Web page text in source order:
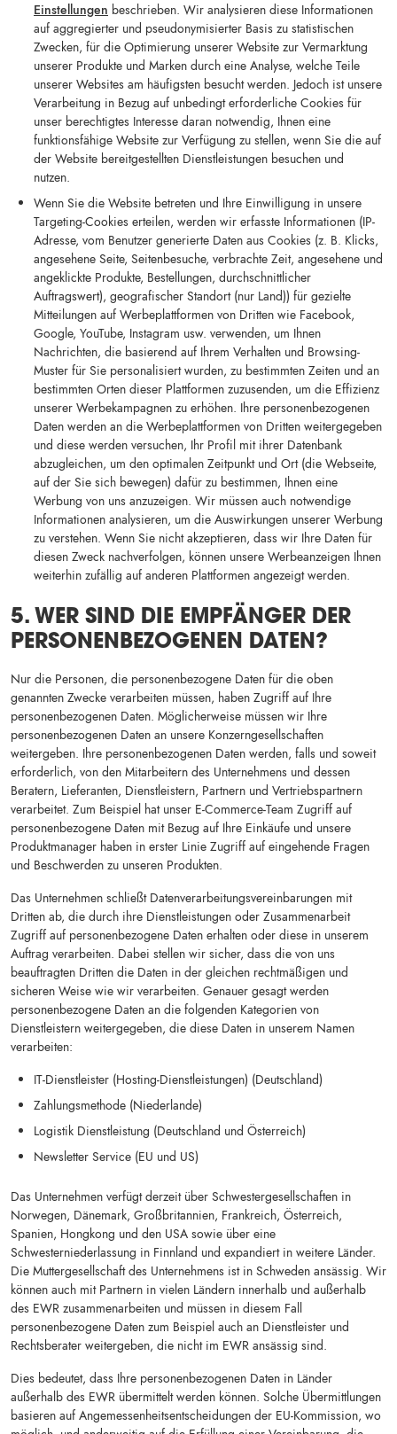
Einstellungen beschrieben. Wir analysieren diese Informationen
auf aggregierter und pseudonymisierter Basis zu statistischen
Zwecken, für die Optimierung unserer Website zur Vermarktung
unserer Produkte und Marken durch eine Analyse, welche Teile
unserer Websites am häufigsten besucht werden. Jedoch ist unsere
Verarbeitung in Bezug auf unbedingt erforderliche Cookies für
unser berechtigtes Interesse daran notwendig, Ihnen eine
funktionsfähige Website zur Verfügung zu stellen, wenn Sie die auf
der Website bereitgestellten Dienstleistungen besuchen und
nutzen.
Wenn Sie die Website betreten und Ihre Einwilligung in unsere
Targeting-Cookies erteilen, werden wir erfasste Informationen (IP-
Adresse, vom Benutzer generierte Daten aus Cookies (z. B. Klicks,
angesehene Seite, Seitenbesuche, verbrachte Zeit, angesehene und
angeklickte Produkte, Bestellungen, durchschnittlicher
Auftragswert), geografischer Standort (nur Land)) für gezielte
Mitteilungen auf Werbeplattformen von Dritten wie Facebook,
Google, YouTube, Instagram usw. verwenden, um Ihnen
Nachrichten, die basierend auf Ihrem Verhalten und Browsing-
Muster für Sie personalisiert wurden, zu bestimmten Zeiten und an
bestimmten Orten dieser Plattformen zuzusenden, um die Effizienz
unserer Werbekampagnen zu erhöhen. Ihre personenbezogenen
Daten werden an die Werbeplattformen von Dritten weitergegeben
und diese werden versuchen, Ihr Profil mit ihrer Datenbank
abzugleichen, um den optimalen Zeitpunkt und Ort (die Webseite,
auf der Sie sich bewegen) dafür zu bestimmen, Ihnen eine
Werbung von uns anzuzeigen. Wir müssen auch notwendige
Informationen analysieren, um die Auswirkungen unserer Werbung
zu verstehen. Wenn Sie nicht akzeptieren, dass wir Ihre Daten für
diesen Zweck nachverfolgen, können unsere Werbeanzeigen Ihnen
weiterhin zufällig auf anderen Plattformen angezeigt werden.
5. WER SIND DIE EMPFÄNGER DER
PERSONENBEZOGENEN DATEN?
Nur die Personen, die personenbezogene Daten für die oben
genannten Zwecke verarbeiten müssen, haben Zugriff auf Ihre
personenbezogenen Daten. Möglicherweise müssen wir Ihre
personenbezogenen Daten an unsere Konzerngesellschaften
weitergeben. Ihre personenbezogenen Daten werden, falls und soweit
erforderlich, von den Mitarbeitern des Unternehmens und dessen
Beratern, Lieferanten, Dienstleistern, Partnern und Vertriebspartnern
verarbeitet. Zum Beispiel hat unser E-Commerce-Team Zugriff auf
personenbezogene Daten mit Bezug auf Ihre Einkäufe und unsere
Produktmanager haben in erster Linie Zugriff auf eingehende Fragen
und Beschwerden zu unseren Produkten.
Das Unternehmen schließt Datenverarbeitungsvereinbarungen mit
Dritten ab, die durch ihre Dienstleistungen oder Zusammenarbeit
Zugriff auf personenbezogene Daten erhalten oder diese in unserem
Auftrag verarbeiten. Dabei stellen wir sicher, dass die von uns
beauftragten Dritten die Daten in der gleichen rechtmäßigen und
sicheren Weise wie wir verarbeiten. Genauer gesagt werden
personenbezogene Daten an die folgenden Kategorien von
Dienstleistern weitergegeben, die diese Daten in unserem Namen
verarbeiten:
IT-Dienstleister (Hosting-Dienstleistungen) (Deutschland)
Zahlungsmethode (Niederlande)
Logistik Dienstleistung (Deutschland und Österreich)
Newsletter Service (EU und US)
Das Unternehmen verfügt derzeit über Schwestergesellschaften in
Norwegen, Dänemark, Großbritannien, Frankreich, Österreich,
Spanien, Hongkong und den USA sowie über eine
Schwesterniederlassung in Finnland und expandiert in weitere Länder.
Die Muttergesellschaft des Unternehmens ist in Schweden ansässig. Wir
können auch mit Partnern in vielen Ländern innerhalb und außerhalb
des EWR zusammenarbeiten und müssen in diesem Fall
personenbezogene Daten zum Beispiel auch an Dienstleister und
Rechtsberater weitergeben, die nicht im EWR ansässig sind.
Dies bedeutet, dass Ihre personenbezogenen Daten in Länder
außerhalb des EWR übermittelt werden können. Solche Übermittlungen
basieren auf Angemessenheitsentscheidungen der EU-Kommission, wo